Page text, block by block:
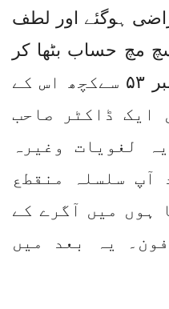
ہوگئے اور لطف
مچ حساب بٹھا کر
کچھ عرصہ بعد دہلی نمبر ۵۳ سےکچھ اس کے
ایک ڈاکٹر صاحب
لغویات وغیرہ
آپ سلسلہ منقطع
ہوں میں آگرے کے
یہ بعد میں